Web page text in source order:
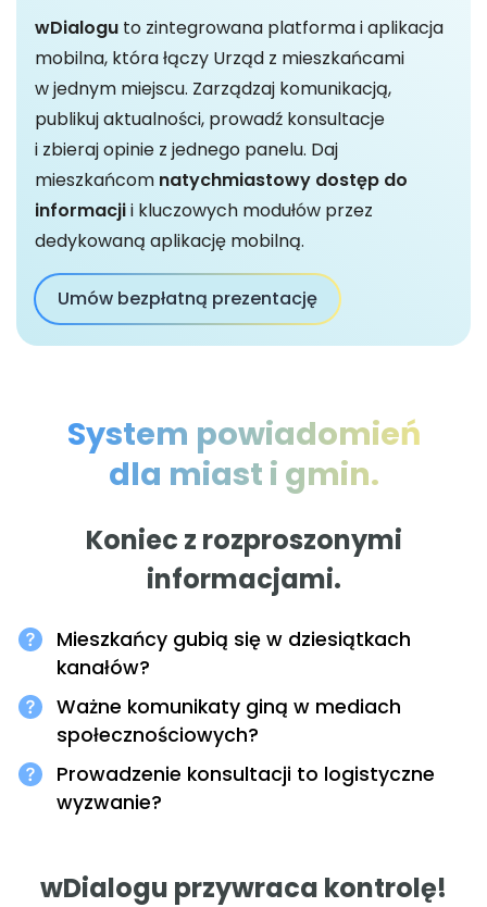
wDialogu to zintegrowana platforma i aplikacja
mobilna, która łączy Urząd z mieszkańcami
w jednym miejscu. Zarządzaj komunikacją,
publikuj aktualności, prowadź konsultacje
i zbieraj opinie z jednego panelu. Daj
mieszkańcom natychmiastowy dostęp do
informacjii kluczowych modułów przez
dedykowaną aplikację mobilną.
Umów bezpłatną prezentację
System powiadomień
dla miast i gmin.
Koniec z rozproszonymi
informacjami.
Mieszkańcy gubią się w dziesiątkach
kanałów?
Ważne komunikaty giną w mediach
społecznościowych?
Prowadzenie konsultacji to logistyczne
wyzwanie?
wDialogu przywraca kontrolę!